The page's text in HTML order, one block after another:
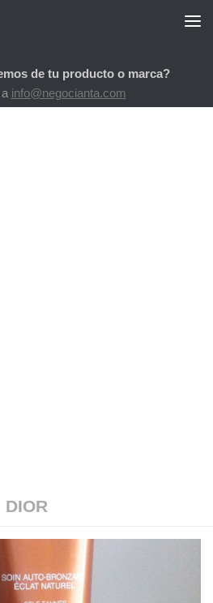
de tu producto o marca?
info@negocianta.com
DIOR